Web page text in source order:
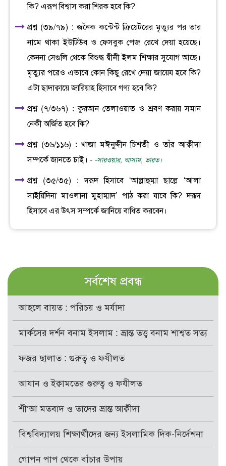
কি? এরূপ বিশ্বাস করা শিরক হবে কি?
প্রশ্ন (৩৯/৭৯) : জনৈক কন্টেন্ট ক্রিয়েটরের মৃত্যুর পর তার
নামে থাকা ইউটিউব ও ফেসবুক পেজ রেখে দেয়া হয়েছে।
কেননা সেগুলি থেকে বিশুদ্ধ দ্বীনী ইলম শিক্ষার সুযোগ আছে।
মৃত্যুর পরেও এভাবে কোন কিছু রেখে দেয়া জায়েয হবে কি?
এটা ছাদাক্বায়ে জারিয়াহ হিসাবে গণ্য হবে কি?
প্রশ্ন (৭/৩৬৭) : কুরআন তেলাওয়াত ও শ্রবণ করায় সমান
নেকী অর্জিত হবে কি?
প্রশ্ন (৩৬/১১৬) : খাজা মঈনুদ্দীন চিশতী ও তাঁর আক্বীদা
সম্পর্কে জানতে চাই। - -সারওয়ার, আসাম, ভারত।
প্রশ্ন (৩৫/৩৫) : দরূদ হিসাবে ‘আল্লাহুম্মা ছাল্লে ‘আলা
সাইয়িদিনা মাওলানা মুহাম্মাদ’ পাঠ করা যাবে কি? দরূদ
হিসাবে এর উৎস সম্পর্কে জানিয়ে বাধিত করবেন।
সর্বশেষ প্রবন্ধ
আহলে বায়ত : পরিচয় ও মর্যাদা
মার্কসের দর্শন বনাম ইসলাম : ভ্রান্ত তত্ত্ব বনাম শাশ্বত সত্য
ফজর ছালাত : গুরুত্ব ও ফযীলত
আযান ও ইক্বামতের গুরুত্ব ও ফযীলত
শী‘আ মতবাদ ও তাদের ভ্রান্ত আক্বীদা
বিশ্ববিদ্যালয় শিক্ষার্থীদের জন্য ইসলামিক দিক-নির্দেশনা
গোপন পাপ থেকে বাঁচার উপায়